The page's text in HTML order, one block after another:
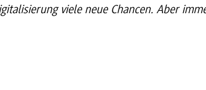
viele neue Chancen. Aber